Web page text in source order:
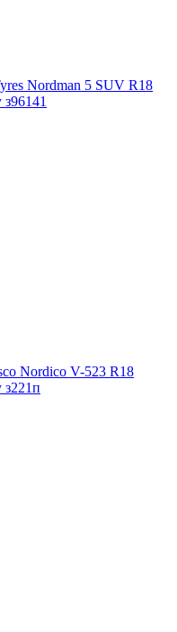
Nordman 5 SUV R18
Nordico V-523 R18